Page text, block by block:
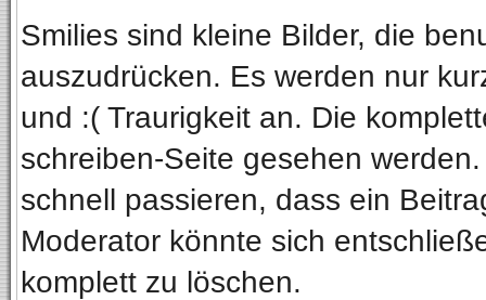
Smilies sind kleine Bilder, die
auszudrücken. Es werden nur
und :( Traurigkeit an. Die
schreiben-Seite gesehen
schnell passieren, dass ein
Moderator könnte sich
komplett zu löschen.